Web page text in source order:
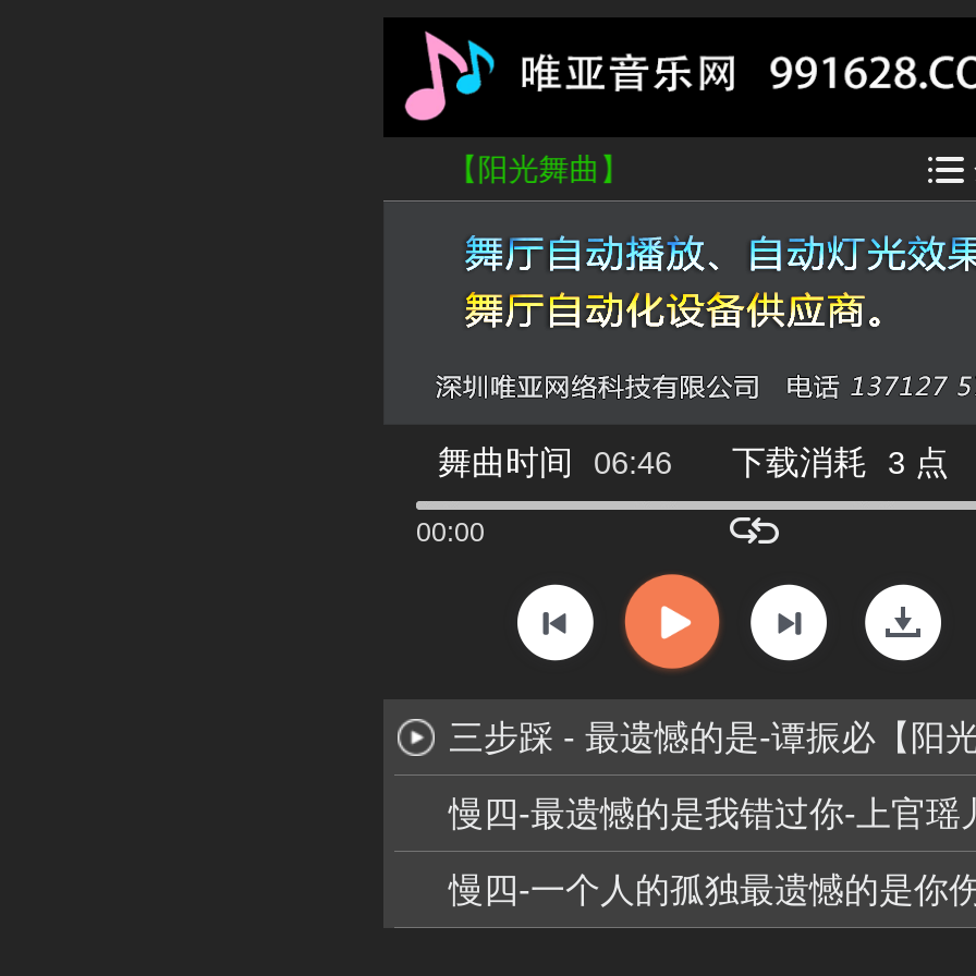
三步踩 - 最遗憾的是-谭振必【阳光舞曲】
舞曲时间 06:46 下载消耗 3 点
00:00
三步踩 - 最遗憾的是-谭振必【阳光舞曲
慢四-最遗憾的是我错过你-上官瑶儿【快乐
慢四-一个人的孤独最遗憾的是你伤我彻底-网红【斌舞曲